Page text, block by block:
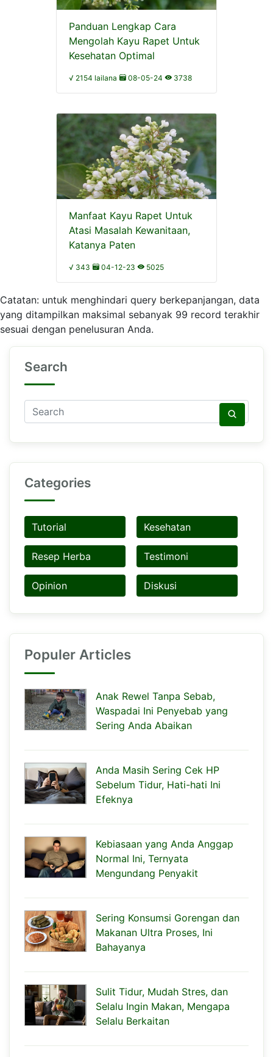
Panduan Lengkap Cara
Mengolah Kayu Rapet Untuk
Kesehatan Optimal
√ 2154 lailana 08-05-24 3738
Manfaat Kayu Rapet Untuk
Atasi Masalah Kewanitaan,
Katanya Paten
√ 343 04-12-23 5025
Catatan: untuk menghindari query berkepanjangan, data
yang ditampilkan maksimal sebanyak 99 record terakhir
sesuai dengan penelusuran Anda.
Search
Categories
Tutorial Kesehatan
Resep Herba Testimoni
Opinion Diskusi
Populer Articles
Anak Rewel Tanpa Sebab,
Waspadai Ini Penyebab yang
Sering Anda Abaikan
Anda Masih Sering Cek HP
Sebelum Tidur, Hati-hati Ini
Efeknya
Kebiasaan yang Anda Anggap
Normal Ini, Ternyata
Mengundang Penyakit
Sering Konsumsi Gorengan dan
Makanan Ultra Proses, Ini
Bahayanya
Sulit Tidur, Mudah Stres, dan
Selalu Ingin Makan, Mengapa
Selalu Berkaitan